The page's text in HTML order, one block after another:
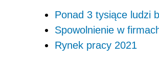
Ponad 3 tysiące ludzi
Spowolnienie w
Rynek pracy 2021